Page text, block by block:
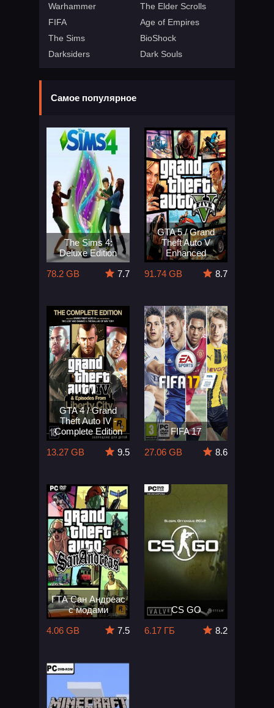
Warhammer
The Elder Scrolls
FIFA
Age of Empires
The Sims
BioShock
Darksiders
Dark Souls
Самое популярное
The Sims 4:
Deluxe Edition
78.2 GB
7.7
GTA 5 / Grand
Theft Auto V
Enhanced
91.74 GB
8.7
GTA 4 / Grand
Theft Auto IV -
Complete Edition
13.27 GB
9.5
FIFA 17
27.06 GB
8.6
ГТА Сан Андреас
с модами
4.06 GB
7.5
CS GO
6.17 ГБ
8.2